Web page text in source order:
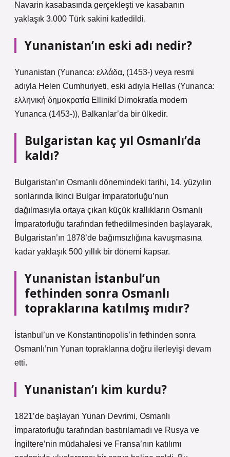
Navarin kasabasında gerçekleşti ve kasabanın
yaklaşık 3.000 Türk sakini katledildi.
Yunanistan’ın eski adı nedir?
Yunanistan (Yunanca: ελλάδα, (1453-) veya resmi
adıyla Helen Cumhuriyeti, eski adıyla Hellas (Yunanca:
ελληνική δημοκρατία Ellinikí Dimokratía modern
Yunanca (1453-)), Balkanlar’da bir ülkedir.
Bulgaristan kaç yıl Osmanlı’da
kaldı?
Bulgaristan’ın Osmanlı dönemindeki tarihi, 14. yüzyılın
sonlarında İkinci Bulgar İmparatorluğu’nun
dağılmasıyla ortaya çıkan küçük krallıkların Osmanlı
İmparatorluğu tarafından fethedilmesinden başlayarak,
Bulgaristan’ın 1878’de bağımsızlığına kavuşmasına
kadar yaklaşık 500 yıllık bir dönemi kapsar.
Yunanistan İstanbul’un
fethinden sonra Osmanlı
topraklarına katılmış mıdır?
İstanbul’un ve Konstantinopolis’in fethinden sonra
Osmanlı’nın Yunan topraklarına doğru ilerleyişi devam
etti.
Yunanistan’ı kim kurdu?
1821’de başlayan Yunan Devrimi, Osmanlı
İmparatorluğu tarafından bastırılamadı ve Rusya ve
İngiltere’nin müdahalesi ve Fransa’nın katılımı